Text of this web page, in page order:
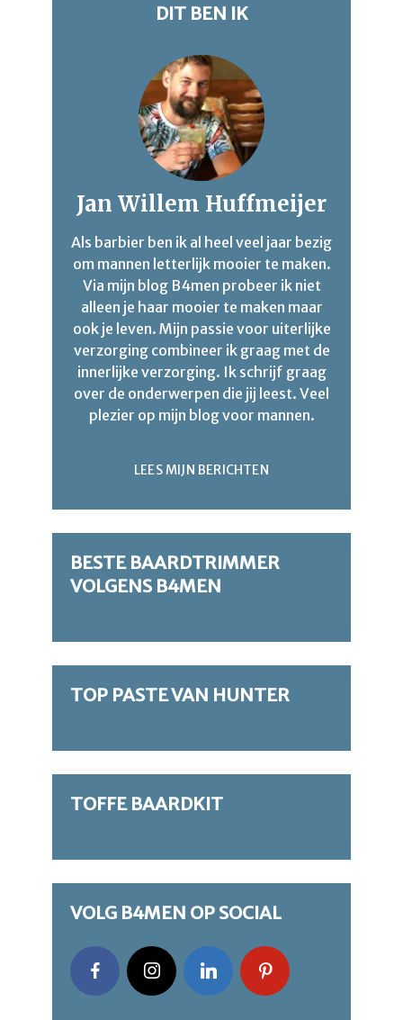
DIT BEN IK
Jan Willem Huffmeijer
Als barbier ben ik al heel veel jaar bezig
om mannen letterlijk mooier te maken.
Via mijn blog B4men probeer ik niet
alleen je haar mooier te maken maar
ook je leven. Mijn passie voor uiterlijke
verzorging combineer ik graag met de
innerlijke verzorging. Ik schrijf graag
over de onderwerpen die jij leest. Veel
plezier op mijn blog voor mannen.
LEES MIJN BERICHTEN
BESTE BAARDTRIMMER
VOLGENS B4MEN
TOP PASTE VAN HUNTER
TOFFE BAARDKIT
VOLG B4MEN OP SOCIAL